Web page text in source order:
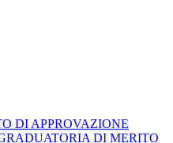
DI APPROVAZIONE
DI MERITO